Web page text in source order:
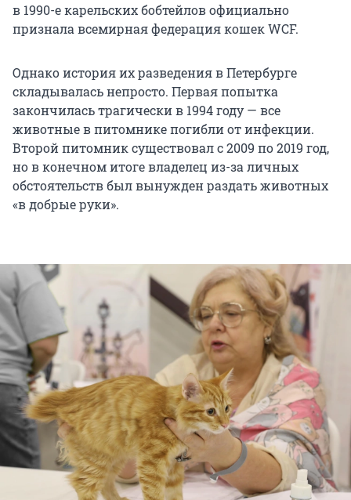
в 1990-е карельских бобтейлов официально
признала всемирная федерация кошек WCF.
Однако история их разведения в Петербурге
складывалась непросто. Первая попытка
закончилась трагически в 1994 году — все
животные в питомнике погибли от инфекции.
Второй питомник существовал с 2009 по 2019 год,
но в конечном итоге владелец из-за личных
обстоятельств был вынужден раздать животных
«в добрые руки».